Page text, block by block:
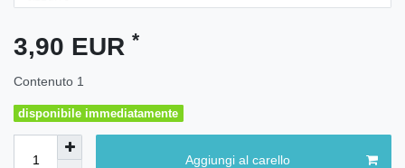
3,90 EUR *
Contenuto 1
disponibile immediatamente
Aggiungi al carello